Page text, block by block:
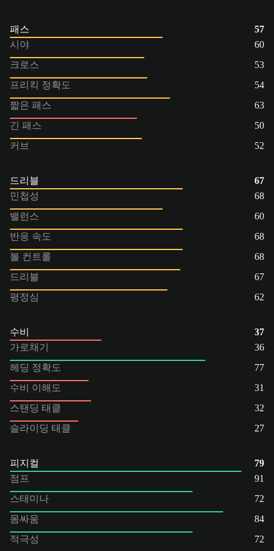
패스
57
시야
60
크로스
53
프리킥 정확도
54
짧은 패스
63
긴 패스
50
커브
52
드리블
67
민첩성
68
밸런스
60
반응 속도
68
볼 컨트롤
68
드리블
67
평정심
62
수비
37
가로채기
36
헤딩 정확도
77
수비 이해도
31
스탠딩 태클
32
슬라이딩 태클
27
피지컬
79
점프
91
스태미나
72
몸싸움
84
적극성
72